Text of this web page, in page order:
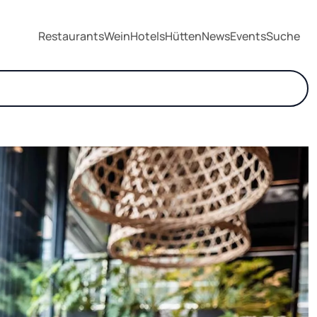
RestaurantsWeinHotelsHüttenNewsEventsSuche